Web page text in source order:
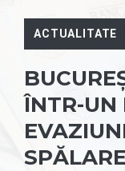
ACTUALITATE
ÎNTR-UN